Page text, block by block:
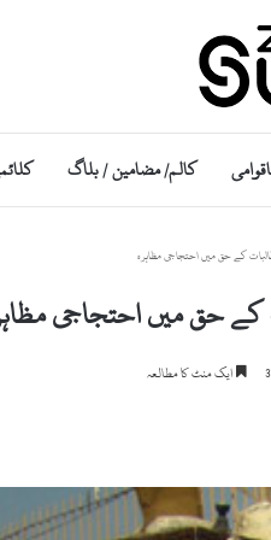
کالم/ مضامین / بلاگ
کے حق میں احتجاجی مظاہرہ
کے حق میں احتجاجی
ایک منٹ کا مطالعہ